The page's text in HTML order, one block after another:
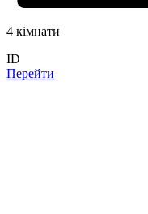
4 кімнати
ID
Перейти